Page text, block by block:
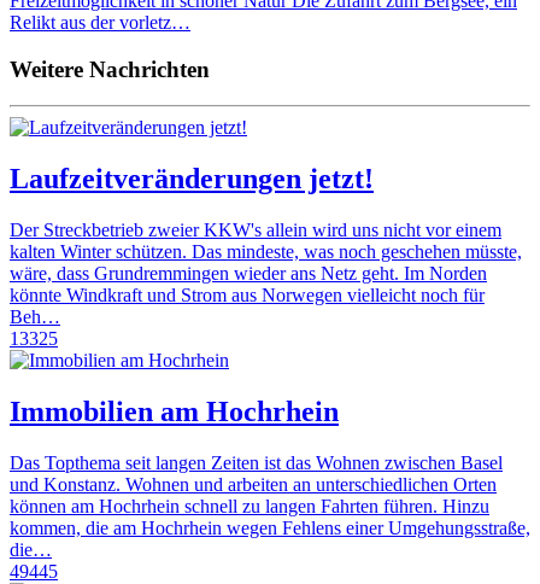
Relikt aus der vorletz…
Weitere Nachrichten
Laufzeitveränderungen jetzt!
Der Streckbetrieb zweier KKW's allein wird uns nicht vor einem
kalten Winter schützen. Das mindeste, was noch geschehen müsste,
wäre, dass Grundremmingen wieder ans Netz geht. Im Norden
könnte Windkraft und Strom aus Norwegen vielleicht noch für
Beh…
13325
Immobilien am Hochrhein
Das Topthema seit langen Zeiten ist das Wohnen zwischen Basel
und Konstanz. Wohnen und arbeiten an unterschiedlichen Orten
können am Hochrhein schnell zu langen Fahrten führen. Hinzu
kommen, die am Hochrhein wegen Fehlens einer Umgehungsstraße,
die…
49445